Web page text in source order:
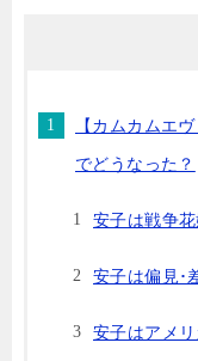
【カムカムエ
でどうなった？
安子は戦争
安子は偏見･
安子はアメ